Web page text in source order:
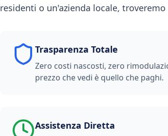
residenti o un'azienda locale,
Trasparenza Totale
Zero costi nascosti, zero
prezzo che vedi è quello che paghi.
Assistenza Diretta